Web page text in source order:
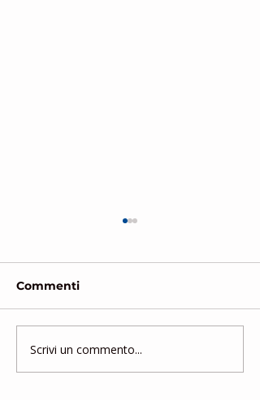
Gruppo di Mutuo
Aiuto
Commenti
Scrivi un commento...